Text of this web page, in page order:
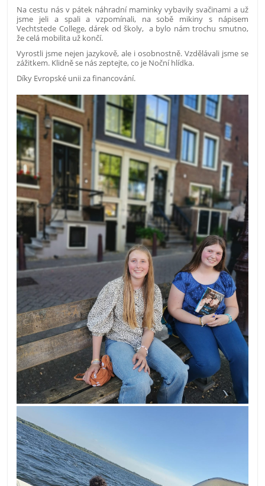
Na cestu nás v pátek náhradní maminky vybavily svačinami a už
jsme jeli a spali a vzpomínali, na sobě mikiny s nápisem
Vechtstede College, dárek od školy, a bylo nám trochu smutno,
že celá mobilita už končí.
Vyrostli jsme nejen jazykově, ale i osobnostně. Vzdělávali jsme se
zážitkem. Klidně se nás zeptejte, co je Noční hlídka.
Díky Evropské unii za financování.